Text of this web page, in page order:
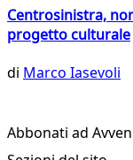
Centrosinistra,
progetto culturale
di Marco Iasevoli
Abbonati ad